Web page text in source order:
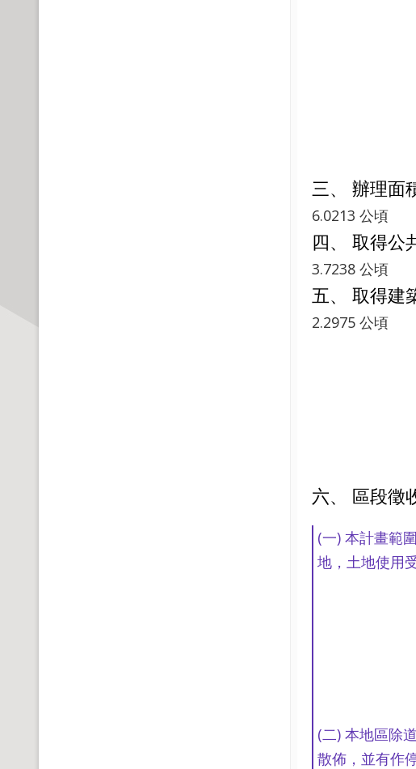
三、 辦理面
6.0213 公頃
四、 取得公
3.7238 公頃
五、 取得建
2.2975 公頃
六、 區段徵
(一) 本計畫範
地，土地使用
(二) 本地區除
散佈，並有作